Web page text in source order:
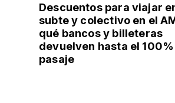
Descuentos para viajar
subte y colectivo en el
qué bancos y billeteras
devuelven hasta el
pasaje